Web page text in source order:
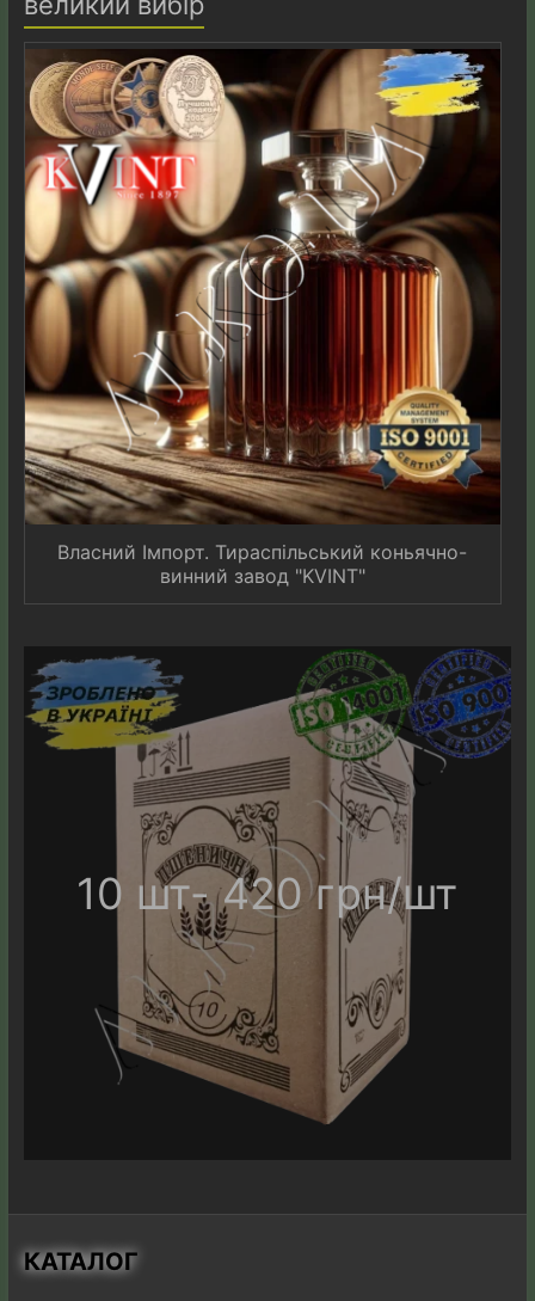
Власний Імпорт. Тираспільський коньячно-
винний завод "KVINT"
10 шт- 420 грн/шт
КАТАЛОГ